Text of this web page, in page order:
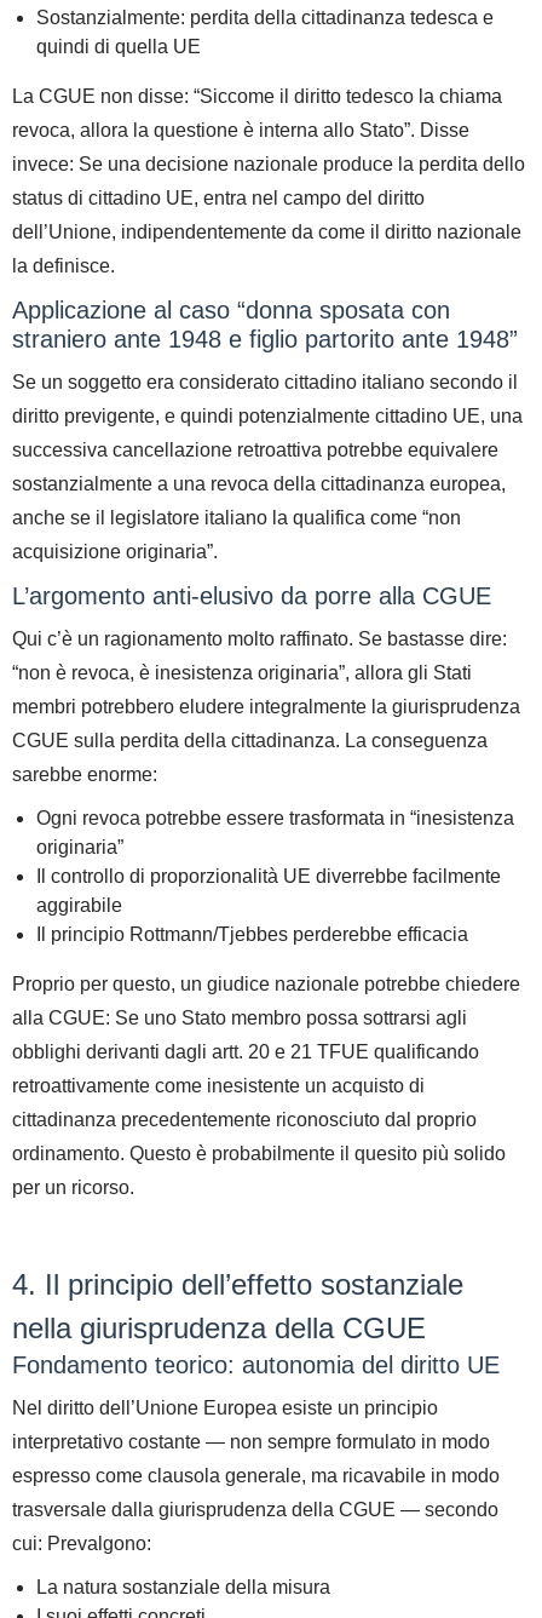
Sostanzialmente: perdita della cittadinanza tedesca e
quindi di quella UE
La CGUE non disse: “Siccome il diritto tedesco la chiama
revoca, allora la questione è interna allo Stato”. Disse
invece: Se una decisione nazionale produce la perdita dello
status di cittadino UE, entra nel campo del diritto
dell’Unione, indipendentemente da come il diritto nazionale
la definisce.
Applicazione al caso “donna sposata con
straniero ante 1948 e figlio partorito ante 1948”
Se un soggetto era considerato cittadino italiano secondo il
diritto previgente, e quindi potenzialmente cittadino UE, una
successiva cancellazione retroattiva potrebbe equivalere
sostanzialmente a una revoca della cittadinanza europea,
anche se il legislatore italiano la qualifica come “non
acquisizione originaria”.
L’argomento anti-elusivo da porre alla CGUE
Qui c’è un ragionamento molto raffinato. Se bastasse dire:
“non è revoca, è inesistenza originaria”, allora gli Stati
membri potrebbero eludere integralmente la giurisprudenza
CGUE sulla perdita della cittadinanza. La conseguenza
sarebbe enorme:
Ogni revoca potrebbe essere trasformata in “inesistenza
originaria”
Il controllo di proporzionalità UE diverrebbe facilmente
aggirabile
Il principio Rottmann/Tjebbes perderebbe efficacia
Proprio per questo, un giudice nazionale potrebbe chiedere
alla CGUE: Se uno Stato membro possa sottrarsi agli
obblighi derivanti dagli artt. 20 e 21 TFUE qualificando
retroattivamente come inesistente un acquisto di
cittadinanza precedentemente riconosciuto dal proprio
ordinamento. Questo è probabilmente il quesito più solido
per un ricorso.
4. Il principio dell’effetto sostanziale
nella giurisprudenza della CGUE
Fondamento teorico: autonomia del diritto UE
Nel diritto dell’Unione Europea esiste un principio
interpretativo costante — non sempre formulato in modo
espresso come clausola generale, ma ricavabile in modo
trasversale dalla giurisprudenza della CGUE — secondo
cui: Prevalgono:
La natura sostanziale della misura